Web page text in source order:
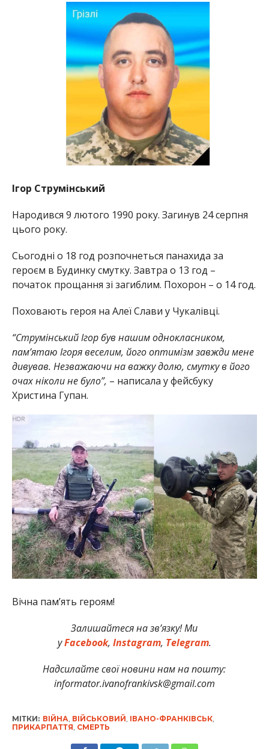
Ігор Струмінський
Народився 9 лютого 1990 року. Загинув 24 серпня
цього року.
Сьогодні о 18 год розпочнеться панахида за
героєм в Будинку смутку. Завтра о 13 год –
початок прощання зі загиблим. Похорон – о 14 год.
Поховають героя на Алеї Слави у Чукалівці.
“Струмінський Ігор був нашим однокласником,
пам’ятаю Ігоря веселим, його оптимізм завжди мене
дивував. Незважаючи на важку долю, смутку в його
очах ніколи не було”, – написала у фейсбуку
Христина Гупан.
Вічна пам’ять героям!
Залишайтеся на зв’язку! Ми
уFacebook, Instagram, Telegram.
Надсилайте свої новини нам на пошту:
informator.ivanofrankivsk@gmail.com
МІТКИ: ВІЙНА ВІЙСЬКОВИЙ ІВАНО-ФРАНКІВСЬК,
ПРИКАРПАТТЯ СМЕРТЬ